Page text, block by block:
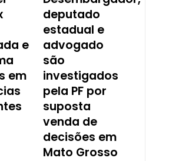
e
em
deputado
estadual e
advogado
são
investigados
pela PF por
suposta
venda de
decisões em
Mato Grosso